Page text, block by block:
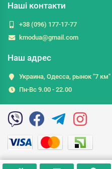
Наші контакти
+38 (096) 177-17-77
kmodua@gmail.com
Наш адрес
Украина, Одесса, рынок "7 км"
Пн-Вс 9.00 - 22.00